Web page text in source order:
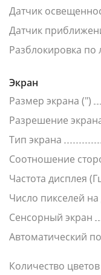
Датчик
Датчик
Разблокировка по
Экран
Размер экрана (")
Разрешение
Тип экрана
Соотношение
Частота дисплея
Число пикселей
Сенсорный экран
Автоматический
Количество